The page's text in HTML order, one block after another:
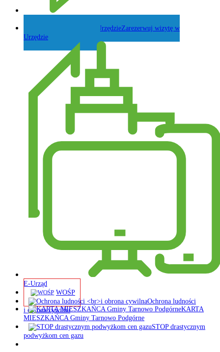
Zarezerwuj wizytę w
Urzędzie
E-Urząd
WOŚP
Ochrona ludności
i obrona cywilna
KARTA
MIESZKAŃCA Gminy Tarnowo Podgórne
STOP drastycznym
podwyżkom cen gazu